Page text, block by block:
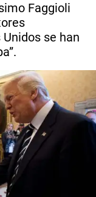
Faggioli
se han